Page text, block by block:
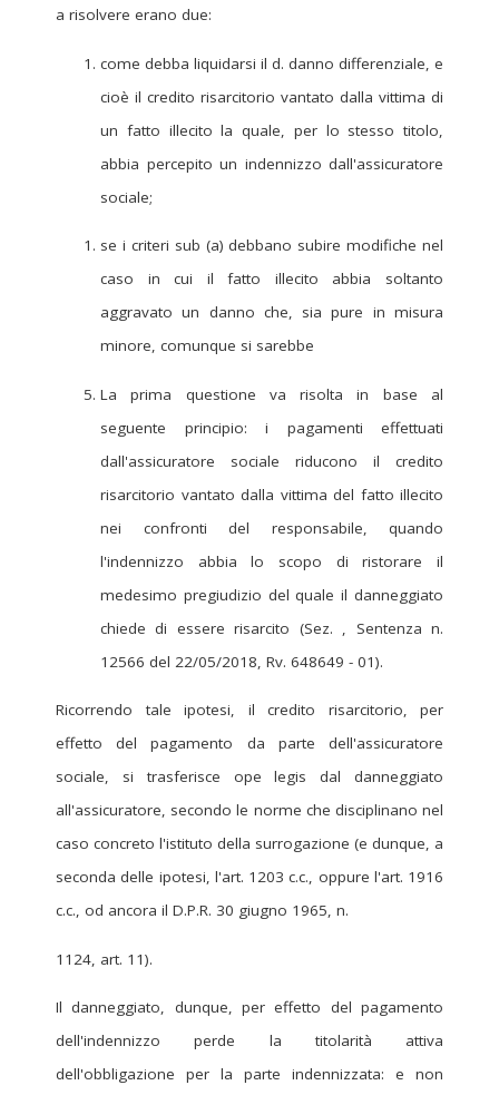
a risolvere erano due:
come debba liquidarsi il d. danno differenziale, e
cioè il credito risarcitorio vantato dalla vittima di
un fatto illecito la quale, per lo stesso titolo,
abbia percepito un indennizzo dall'assicuratore
sociale;
se i criteri sub (a) debbano subire modifiche nel
caso in cui il fatto illecito abbia soltanto
aggravato un danno che, sia pure in misura
minore, comunque si sarebbe
La prima questione va risolta in base al
seguente principio: i pagamenti effettuati
dall'assicuratore sociale riducono il credito
risarcitorio vantato dalla vittima del fatto illecito
nei confronti del responsabile, quando
l'indennizzo abbia lo scopo di ristorare il
medesimo pregiudizio del quale il danneggiato
chiede di essere risarcito (Sez. , Sentenza n.
12566 del 22/05/2018, Rv. 648649 - 01).
Ricorrendo tale ipotesi, il credito risarcitorio, per
effetto del pagamento da parte dell'assicuratore
sociale, si trasferisce ope legis dal danneggiato
all'assicuratore, secondo le norme che disciplinano nel
caso concreto l'istituto della surrogazione (e dunque, a
seconda delle ipotesi, l'art. 1203 c.c., oppure l'art. 1916
c.c., od ancora il D.P.R. 30 giugno 1965, n.
1124, art. 11).
Il danneggiato, dunque, per effetto del pagamento
dell'indennizzo perde la titolarità attiva
dell'obbligazione per la parte indennizzata: e non